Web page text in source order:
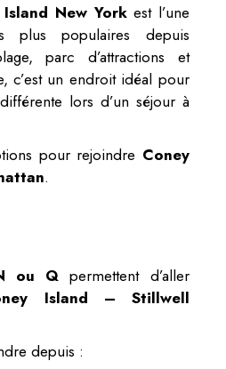
Island New Yorkest l’une
plus populaires depuis
parc d’attractions et
c’est un endroit idéal pour
lors d’un séjour à
pour rejoindre Coney
.
ou Q permettent d’aller
Island – Stillwell
depuis :